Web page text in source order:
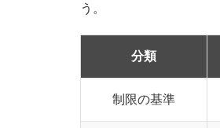
う。
分類
制限の基準